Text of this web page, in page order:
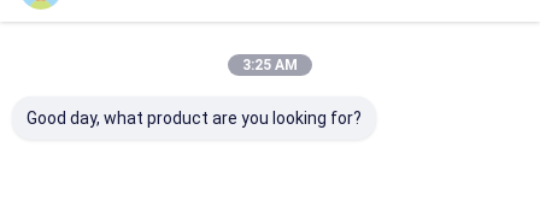
3:25 AM
Good day, what product are you looking for?